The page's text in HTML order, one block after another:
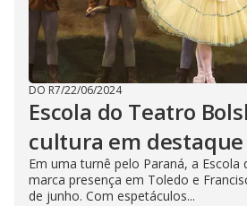
DO R7/22/06/2024
Escola do Teatro
cultura em destaque
Em uma turnê pelo Paraná, a
marca presença em Toledo e
de junho. Com espetáculos...